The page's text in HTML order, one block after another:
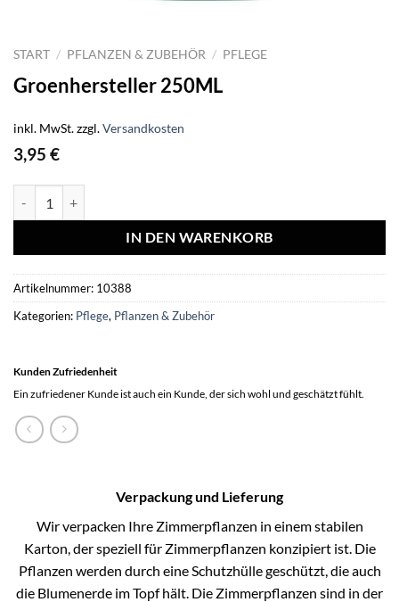
START / PFLANZEN & ZUBEHÖR / PFLEGE
Groenhersteller 250ML
inkl. MwSt.zzgl.Versandkosten
3,95 €
IN DEN WARENKORB
Artikelnummer: 10388
Kategorien: Pflege, Pflanzen & Zubehör
Kunden Zufriedenheit
Ein zufriedener Kunde ist auch ein Kunde, der sich wohl und geschätzt fühlt.
Verpackung und Lieferung
Wir verpacken Ihre Zimmerpflanzen in einem stabilen
Karton, der speziell für Zimmerpflanzen konzipiert ist. Die
Pflanzen werden durch eine Schutzhülle geschützt, die auch
die Blumenerde im Topf hält. Die Zimmerpflanzen sind in der